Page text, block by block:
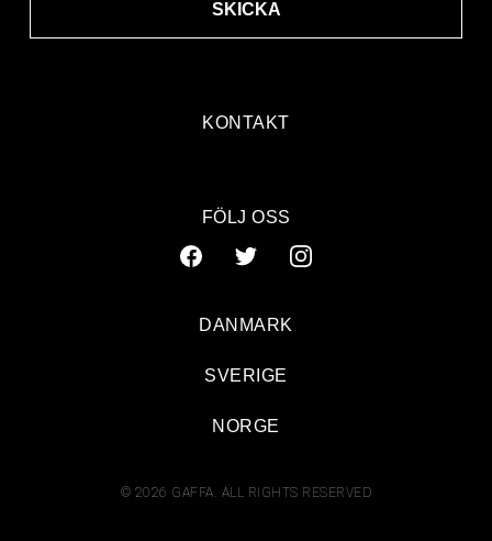
KONTAKT
SKICKA
FÖLJ OSS
© 2026 GAFFA. ALL RIGHTS RESERVED
DANMARK
SVERIGE
NORGE